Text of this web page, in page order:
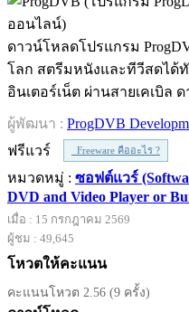
ดาวน์โหลดโปรแกรม
โลก สตรีมหนังและทีวีสดได้
อินเตอร์เน็ต ผ่านสายเคเบิล
ผู้พัฒนา : ProgDVB
ฟรีแวร์
Freeware คืออะไร ?
หมวดหมู่ : ซอฟต์แวร์
DVD and Video Player or
เมื่อ : 15 กรกฎาคม 2569
ผู้ชม : 49,645
โหวตให้คะแนน
คะแนนโหวต 2.56 (9 ครั้ง)